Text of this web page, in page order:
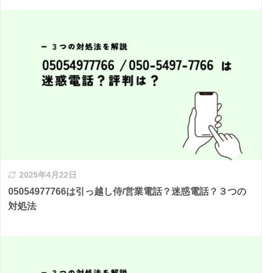
2025年4月22日
05054977766は引っ越し侍/営業電話？迷惑電話？３つの
対処法